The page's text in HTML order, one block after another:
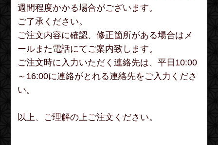
週間程度かかる場合がございます。
ご了承ください。
ご注文内容に確認、修正箇所がある場合はメ
ールまた電話にてご案内致します。
ご注文時に入力いただく連絡先は、平日10:00
～16:00に連絡がとれる連絡先をご入力くださ
い。
以上、ご理解の上ご注文ください。